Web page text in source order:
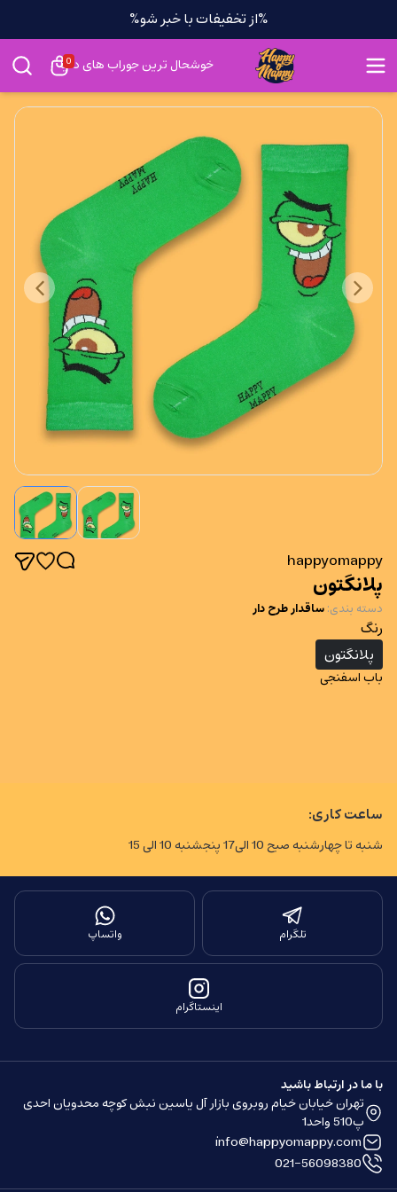
%از تخفیفات با خبر شو%
خوشحال ترین جوراب های دنیا
0
happyomappy
پلانگتون
دسته بندی: ساقدار طرح دار
رنگ
پلانگتون
باب اسفنجی
ساعت کاری:
شنبه تا چهارشنبه صبح 10 الی17 پنجشنبه 10 الی 15
تلگرام واتساپ
اینستاگرام
با ما در ارتباط باشید
تهران خیابان خیام روبروی بازار آل یاسین نبش کوچه محدویان احدی
پ510 واحد1
info@happyomappy.com
021-56098380